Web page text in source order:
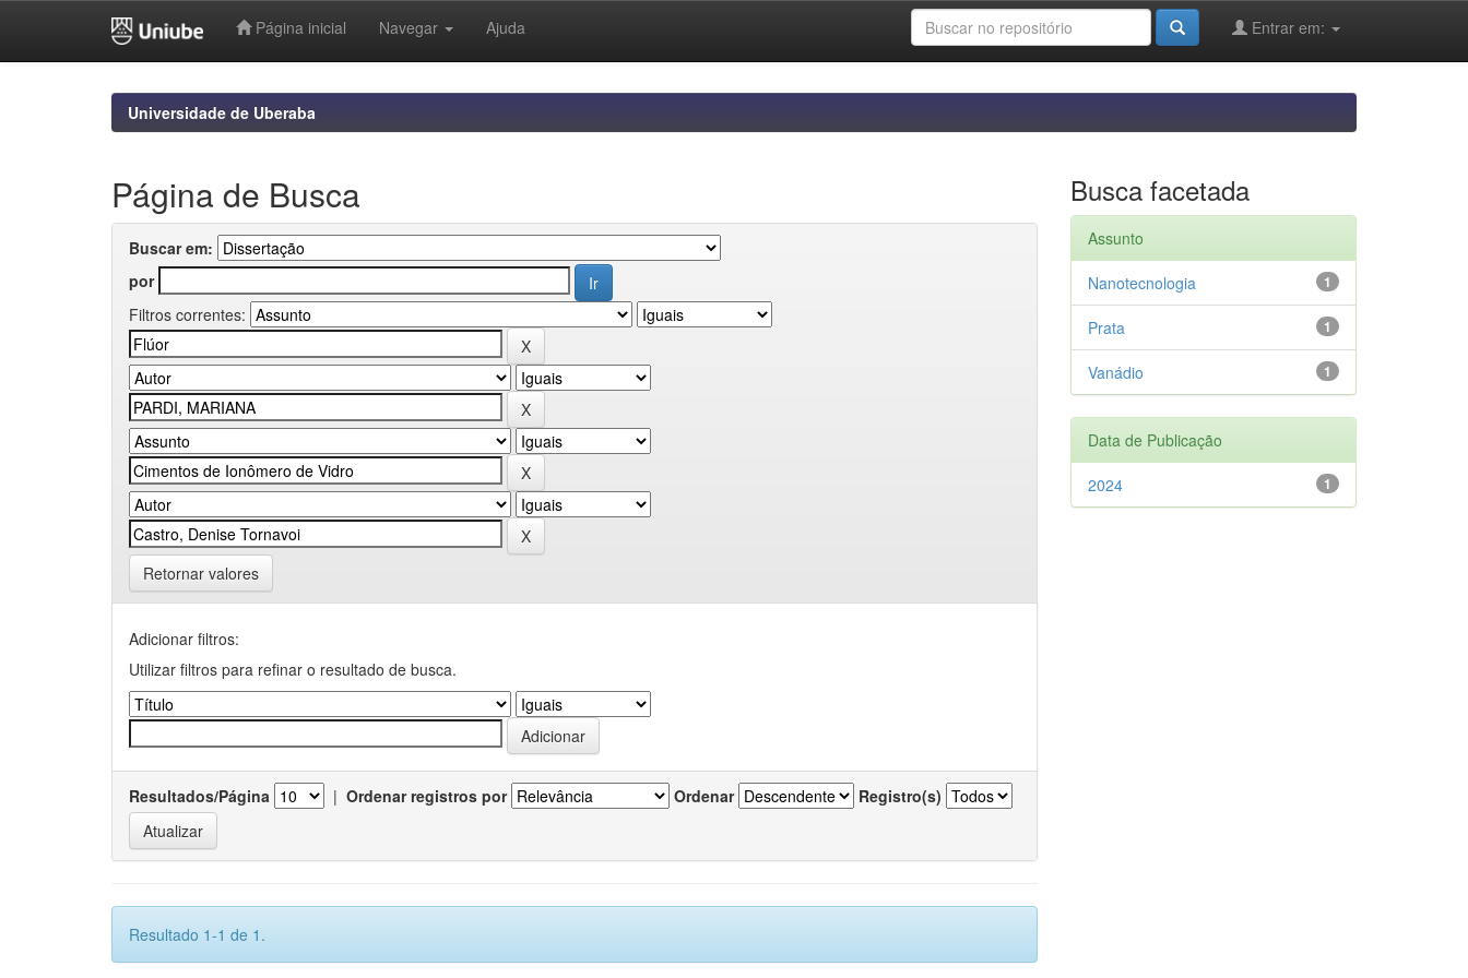
Página inicial Navegar Ajuda Entrar em:
Universidade de Uberaba
Página de Busca
Buscar em:
por
Filtros correntes:
Retornar valores
Adicionar filtros:
Utilizar filtros para refinar o resultado de busca.
Resultados/Página | Ordenar registros por Ordenar Registro(s)
Resultado 1-1 de 1.
Busca facetada
Assunto
1
Nanotecnologia
1
Prata
1
Vanádio
Data de Publicação
1
2024